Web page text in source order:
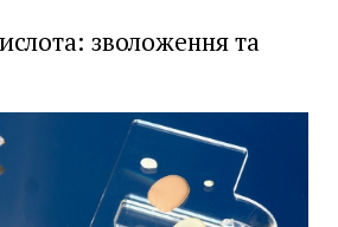
зволоження та